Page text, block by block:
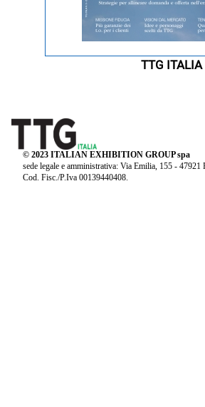
TTG
© 2023 ITALIAN EXHIBITION GROUP spa
sede legale e amministrativa: Via Emilia, 155 - 47921
Cod. Fisc./P.Iva 00139440408.